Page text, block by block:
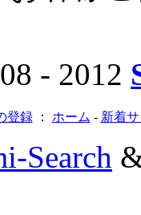
- 2012
登録： ホーム - 新着
Search